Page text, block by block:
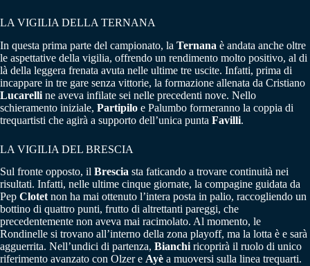
LA VIGILIA DELLA TERNANA
In questa prima parte del campionato, la Ternana è andata anche oltre
le aspettative della vigilia, offrendo un rendimento molto positivo, al di
là della leggera frenata avuta nelle ultime tre uscite. Infatti, prima di
incappare in tre gare senza vittorie, la formazione allenata da Cristiano
Lucarelli ne aveva infilate sei nelle precedenti nove. Nello
schieramento iniziale, Partipilo e Palumbo formeranno la coppia di
trequartisti che agirà a supporto dell’unica punta Favilli.
LA VIGILIA DEL BRESCIA
Sul fronte opposto, il Brescia sta faticando a trovare continuità nei
risultati. Infatti, nelle ultime cinque giornate, la compagine guidata da
Pep Clotet non ha mai ottenuto l’intera posta in palio, raccogliendo un
bottino di quattro punti, frutto di altrettanti pareggi, che
precedentemente non aveva mai racimolato. Al momento, le
Rondinelle si trovano all’interno della zona playoff, ma la lotta è e sarà
agguerrita. Nell’undici di partenza, Bianchi ricoprirà il ruolo di unico
riferimento avanzato con Olzer e Ayè a muoversi sulla linea trequarti.